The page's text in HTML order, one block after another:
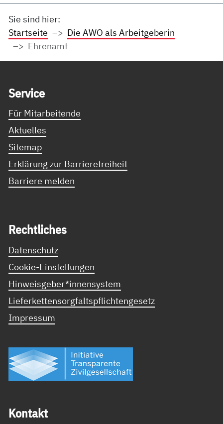
Sie sind hier:
Startseite
Die AWO als Arbeitgeberin
Ehrenamt
Ser­vice
Für Mitarbeitende
Aktuelles
Sitemap
Erklärung zur Barrierefreiheit
Barriere melden
Recht­li­ches
Datenschutz
Cookie-Einstellungen
Hinweisgeber*innensystem
Lieferkettensorgfaltspflichtengesetz
Impressum
Kon­takt